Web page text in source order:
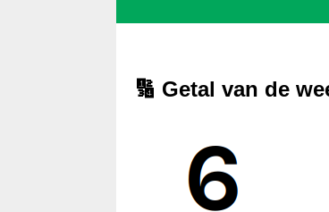
🔢 Getal van de